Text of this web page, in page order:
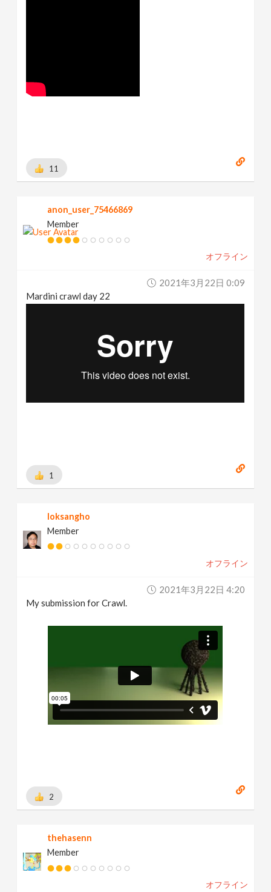
11
anon_user_75466869
Member
オフライン
2021年3月22日 0:09
Mardini crawl day 22
1
loksangho
Member
オフライン
2021年3月22日 4:20
My submission for Crawl.
2
thehasenn
Member
オフライン